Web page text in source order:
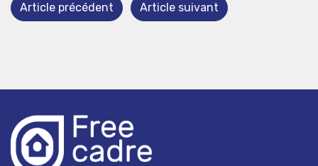
Article précédent Article suivant